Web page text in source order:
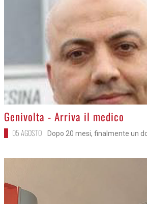
>
Genivolta - Arriva il medico
05 AGOSTO Dopo 20 mesi, finalmente un